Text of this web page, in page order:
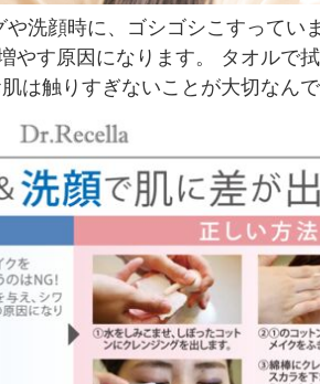
洗顔時に、ゴシゴシこすってい
やす原因になります。 タオルで
は触りすぎないことが大切なん